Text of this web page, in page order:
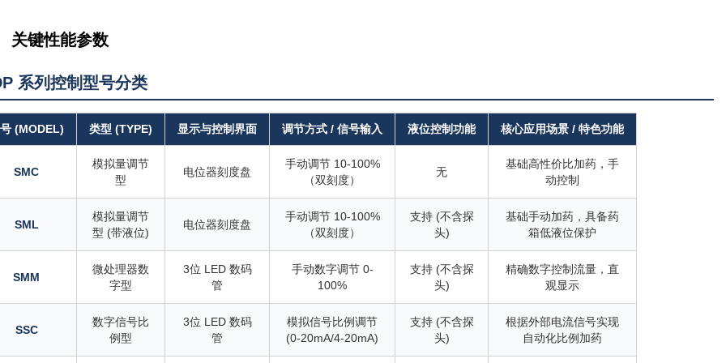
关键性能参数
系列控制型号分类
(MODEL) 类型 (TYPE) 显示与控制界面 调节方式 / 信号输入 液位控制功能 核心应用场景 / 特色功能
SMC
模拟量调节
型
电位器刻度盘
手动调节 10-100%
（双刻度）
无
基础高性价比加药，手
动控制
SML
模拟量调节
型 (带液位)
电位器刻度盘
手动调节 10-100%
（双刻度）
支持 (不含探
头)
基础手动加药，具备药
箱低液位保护
SMM
微处理器数
字型
3位 LED 数码
管
手动数字调节 0-
100%
支持 (不含探
头)
精确数字控制流量，直
观显示
SSC
数字信号比
例型
3位 LED 数码
管
模拟信号比例调节
(0-20mA/4-20mA)
支持 (不含探
头)
根据外部电流信号实现
自动化比例加药